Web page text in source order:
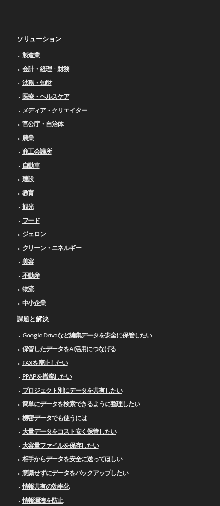
ソリューション
製造業
会計・経理・財務
法務・知財
医療・ヘルスケア
メディア・クリエイター
官公庁・自治体
農業
商工会議所
自動車
建設
教育
観光
フード
ジェロン
クリーン・エネルギー
美容
不動産
物流
中小企業
課題と解決
Google Driveなど編集データを安全に保管したい
保管したデータをAI活用につなげる
FAXを廃止したい
PPAPを撤廃したい
プロジェクト別にデータを共有したい
簡単にデータを検索できるように整理したい
機密データでも使うには
大量データをコスト安く保管したい
大容量ファイルを保存したい
相手からデータを安全に送ってほしい
意識せずにデータをバックアップしたい
情報共有の効率化
情報漏洩を防止